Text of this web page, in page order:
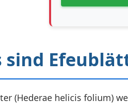
sind
(Hederae helicis folium)